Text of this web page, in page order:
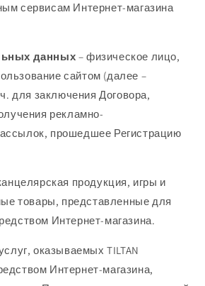
сервисам Интернет-магазина
данных – физическое лицо,
сайтом (далее –
для заключения Договора,
рекламно-
прошедшее Регистрацию
продукция, игры и
товары, представленные для
Интернет-магазина.
оказываемых TILTAN
Интернет-магазина,